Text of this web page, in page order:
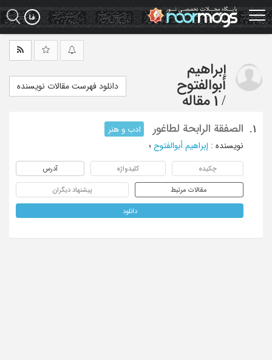
Skip
to
main
إبراهیم
أبوالفتوح
/ 1 مقاله
دانلود فهرست مقالات نویسنده
1. الصفقة الرابحة لطاغور
ادب و هنر
نویسنده : إبراهیم أبوالفتوح ؛
چکیده کلیدواژه آدرس
مقالات مرتبط پیشنهاد دیگران
دانلود